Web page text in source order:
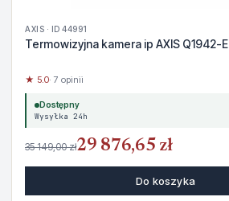
AXIS · ID 44991
Termowizyjna kamera ip AXIS Q1942-E
★ 5.0· 7 opinii
Dostępny
Wysyłka 24h
35 149,00 zł29 876,65 zł
Do koszyka